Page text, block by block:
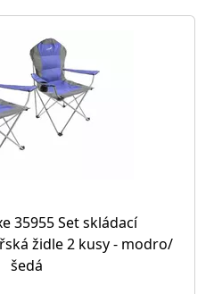
35955 Set skládací
židle 2 kusy - modro/
šedá